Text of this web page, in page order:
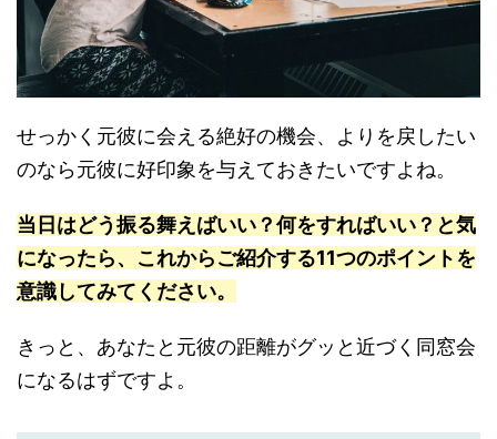
せっかく元彼に会える絶好の機会、よりを戻したい
のなら元彼に好印象を与えておきたいですよね。
当日はどう振る舞えばいい？何をすればいい？と気
になったら、これからご紹介する11つのポイントを
意識してみてください。
きっと、あなたと元彼の距離がグッと近づく同窓会
になるはずですよ。